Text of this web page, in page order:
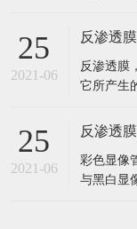
开始我
我国排污
样，彩管
水，而经